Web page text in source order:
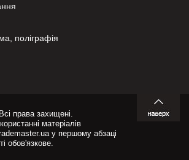
поліграфія
права захищені.
матеріалів
у першому абзаці
обов'язкове.